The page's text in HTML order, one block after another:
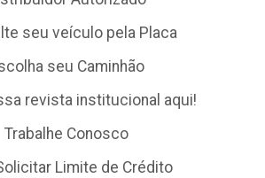
seu veículo pela Placa
seu Caminhão
revista institucional aqui!
Trabalhe Conosco
Limite de Crédito